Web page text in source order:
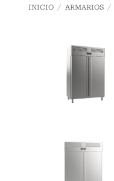
INICIO / ARMARIOS /